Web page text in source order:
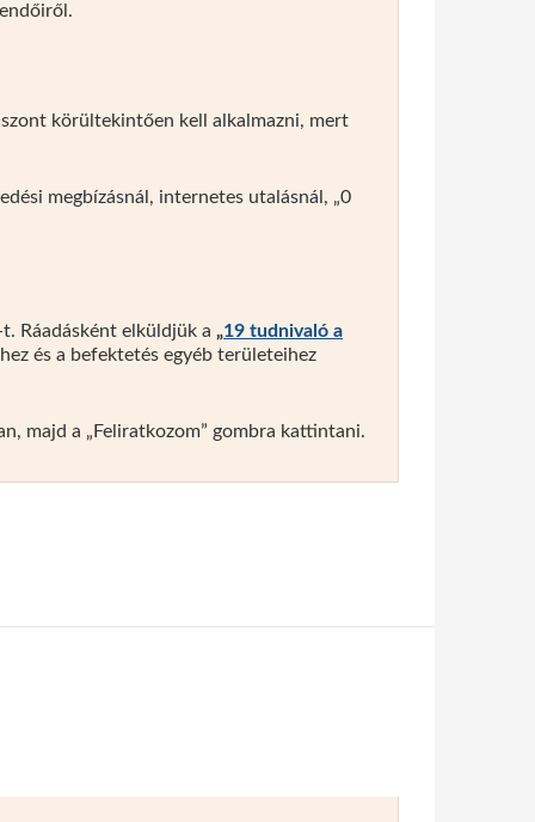
körültekintően kell alkalmazni, mert
megbízásnál, internetes utalásnál, „0
Ráadásként elküldjük a „19 tudnivaló a
és a befektetés egyéb területeihez
majd a „Feliratkozom” gombra kattintani.